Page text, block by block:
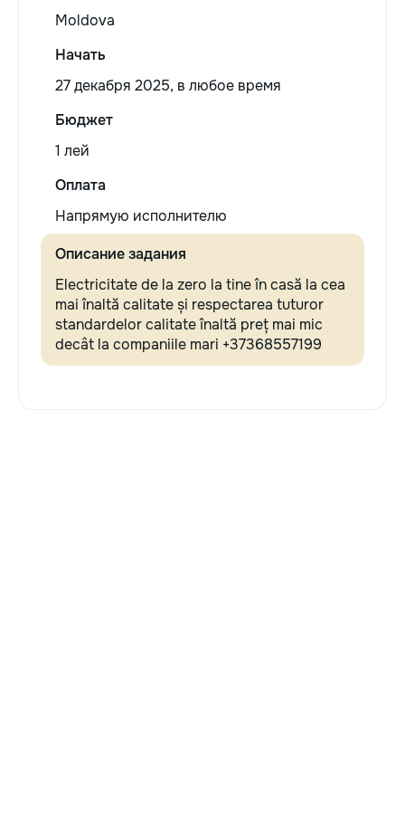
Moldova
Начать
27 декабря 2025, в любое время
Бюджет
1 лей
Оплата
Напрямую исполнителю
Описание задания
Electricitate de la zero la tine în casă la cea
mai înaltă calitate și respectarea tuturor
standardelor calitate înaltă preț mai mic
decât la companiile mari +37368557199